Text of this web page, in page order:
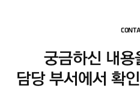
궁금하신 내용
담당 부서에서 확